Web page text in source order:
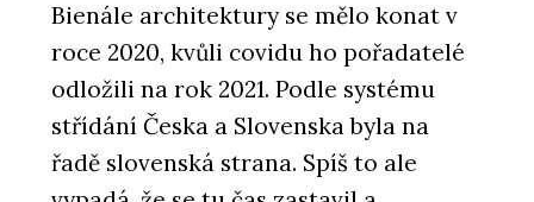
Bienále architektury se mělo konat v
roce 2020, kvůli covidu ho pořadatelé
odložili na rok 2021. Podle systému
střídání Česka a Slovenska byla na
řadě slovenská strana. Spíš to ale